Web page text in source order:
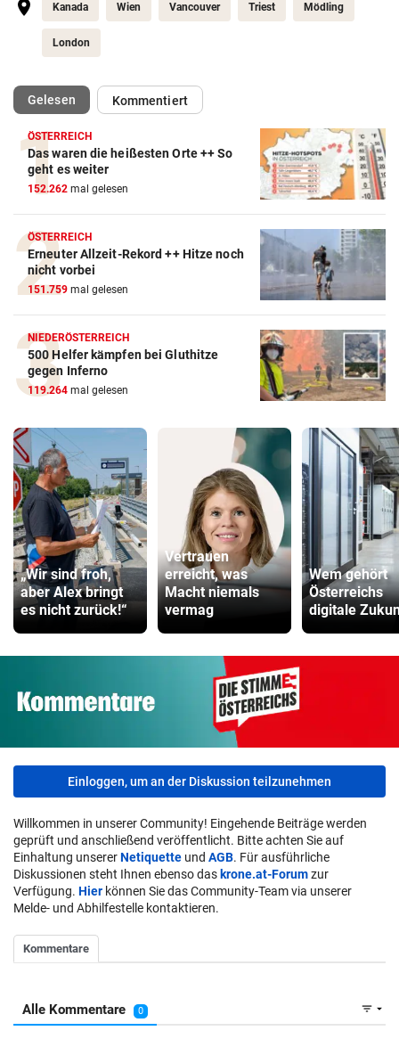
Kanada Wien Vancouver Triest Mödling
London
Gelesen(ausgewählt)Kommentiert
ÖSTERREICH
Das waren die heißesten Orte ++ So
geht es weiter
152.262 mal gelesen
ÖSTERREICH
Erneuter Allzeit-Rekord ++ Hitze noch
nicht vorbei
151.759 mal gelesen
NIEDERÖSTERREICH
500 Helfer kämpfen bei Gluthitze
gegen Inferno
119.264 mal gelesen
„Wir sind froh,
aber Alex bringt
es nicht zurück!“
Vertrauen
erreicht, was
Macht niemals
vermag
Wem gehört
Österreichs
digitale
Einloggen, um an der Diskussion teilzunehmen
Willkommen in unserer Community! Eingehende Beiträge werden
geprüft und anschließend veröffentlicht. Bitte achten Sie auf
Einhaltung unsererNetiquette und AGB. Für ausführliche
Diskussionen steht Ihnen ebenso das krone.at-Forumzur
Verfügung. Hier können Sie das Community-Team via unserer
Melde- und Abhilfestelle kontaktieren.